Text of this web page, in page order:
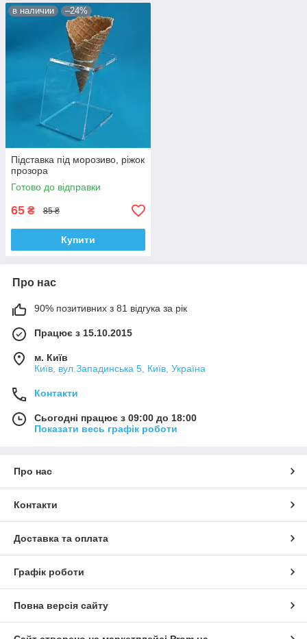
в наличии –24%
Підставка під морозиво, ріжок
прозора
Готово до відправки
65 ₴ 85 ₴
Купити
Про нас
90% позитивних з 81 відгука за рік
Працює з 15.10.2015
м. Київ
Київ, вул.Западинська 5, Київ, Україна
Контакти
Сьогодні працює з 09:00 до 18:00
Показати весь графік роботи
Про нас
Контакти
Доставка та оплата
Графік роботи
Повна версія сайту